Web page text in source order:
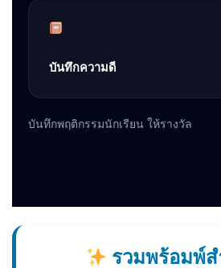
บันทึกความดี
บันทึกพฤติกรรมนักเรียน ให้รางวัล
รวมพร้อมพ์